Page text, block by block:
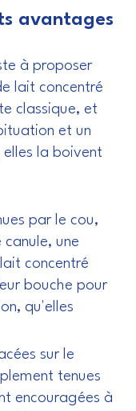
avantages
à proposer
lait concentré
classique, et
et un
la boivent
par le cou,
une
concentré
bouche pour
qu'elles
sur le
tenues
encouragées à